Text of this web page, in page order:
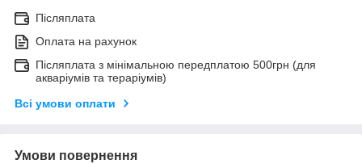
Післяплата
Оплата на рахунок
Післяплата з мінімальною передплатою 500грн (для
акваріумів та тераріумів)
Всі умови оплати
Умови повернення